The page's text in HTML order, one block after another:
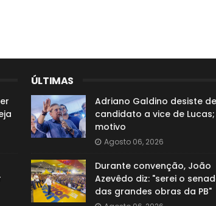
ÚLTIMAS
Adriano Galdino desiste
candidato a vice de
motivo
Agosto 06, 2026
Durante convenção, João
Azevêdo diz: "serei o
das grandes obras da PB"